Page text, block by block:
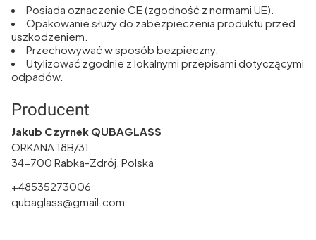
Posiada oznaczenie CE (zgodność z normami UE).
Opakowanie służy do zabezpieczenia produktu przed
uszkodzeniem.
Przechowywać w sposób bezpieczny.
Utylizować zgodnie z lokalnymi przepisami dotyczącymi
odpadów.
Producent
Jakub Czyrnek QUBAGLASS
ORKANA 18B/31
34-700 Rabka-Zdrój, Polska
+48535273006
qubaglass@gmail.com